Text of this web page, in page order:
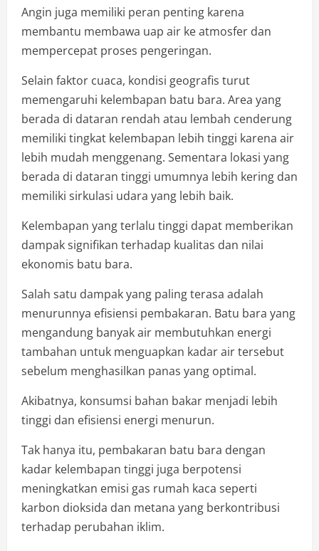
Angin juga memiliki peran penting karena
membantu membawa uap air ke atmosfer dan
mempercepat proses pengeringan.
Selain faktor cuaca, kondisi geografis turut
memengaruhi kelembapan batu bara. Area yang
berada di dataran rendah atau lembah cenderung
memiliki tingkat kelembapan lebih tinggi karena air
lebih mudah menggenang. Sementara lokasi yang
berada di dataran tinggi umumnya lebih kering dan
memiliki sirkulasi udara yang lebih baik.
Kelembapan yang terlalu tinggi dapat memberikan
dampak signifikan terhadap kualitas dan nilai
ekonomis batu bara.
Salah satu dampak yang paling terasa adalah
menurunnya efisiensi pembakaran. Batu bara yang
mengandung banyak air membutuhkan energi
tambahan untuk menguapkan kadar air tersebut
sebelum menghasilkan panas yang optimal.
Akibatnya, konsumsi bahan bakar menjadi lebih
tinggi dan efisiensi energi menurun.
Tak hanya itu, pembakaran batu bara dengan
kadar kelembapan tinggi juga berpotensi
meningkatkan emisi gas rumah kaca seperti
karbon dioksida dan metana yang berkontribusi
terhadap perubahan iklim.